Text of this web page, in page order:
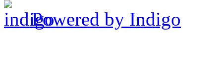
Powered by Indigo